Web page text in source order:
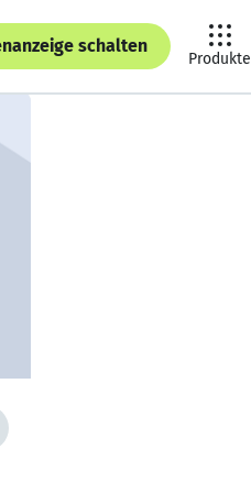
schalten
Produkte